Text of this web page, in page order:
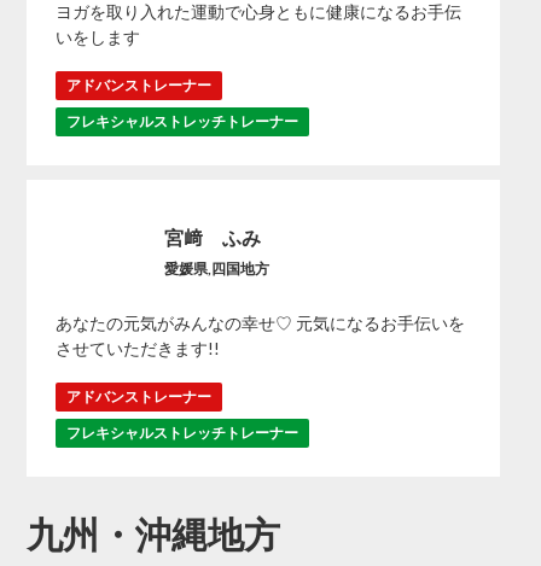
ヨガを取り入れた運動で心身ともに健康になるお手伝
いをします
アドバンストレーナー
フレキシャルストレッチトレーナー
宮﨑 ふみ
愛媛県,四国地方
あなたの元気がみんなの幸せ♡ 元気になるお手伝いを
させていただきます!!
アドバンストレーナー
フレキシャルストレッチトレーナー
九州・沖縄地方